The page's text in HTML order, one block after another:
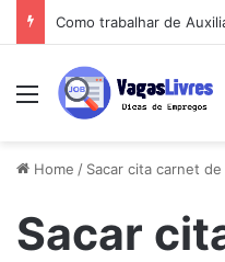
Menu
Home / Sacar cita carnet
Sacar